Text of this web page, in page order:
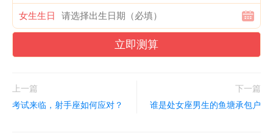
女生生日
立即测算
上一篇
考试来临，射手座如何应对？
下一篇
谁是处女座男生的鱼塘承包户